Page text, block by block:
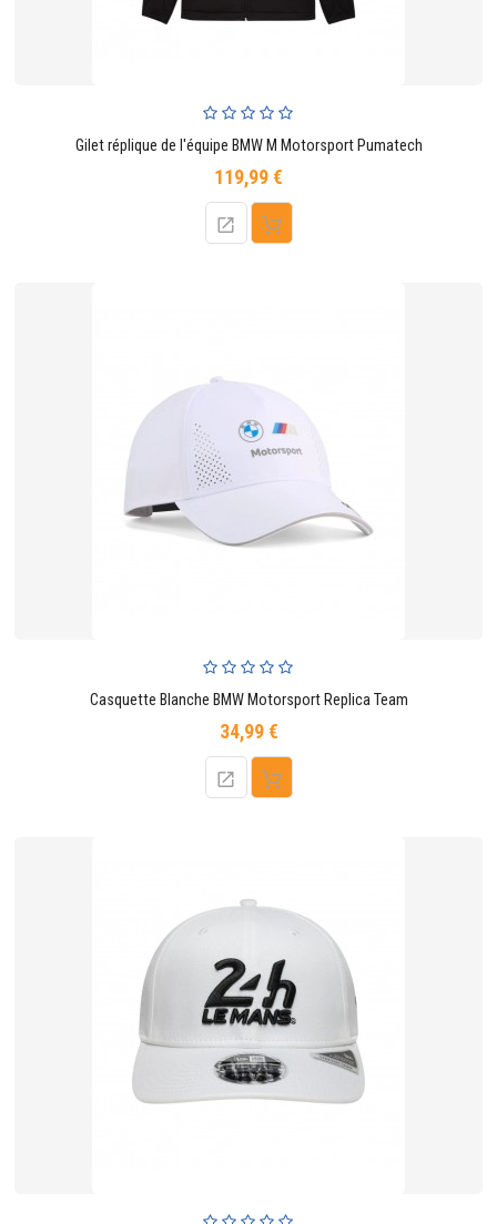
Gilet réplique de l'équipe BMW M Motorsport Pumatech
119,99 €
Casquette Blanche BMW Motorsport Replica Team
34,99 €Prix